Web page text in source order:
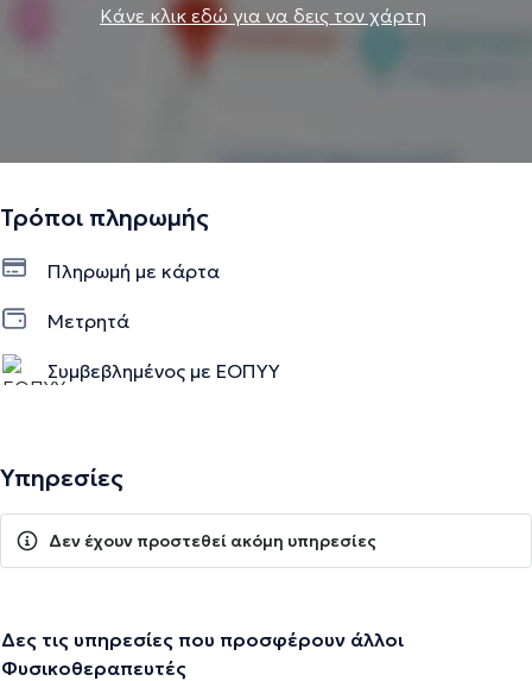
Κάνε κλικ εδώ για να δεις τον χάρτη
Τρόποι πληρωμής
Πληρωμή με κάρτα
Μετρητά
Συμβεβλημένος με ΕΟΠΥΥ
Υπηρεσίες
Δεν έχουν προστεθεί ακόμη υπηρεσίες
Δες τις υπηρεσίες που προσφέρουν άλλοι
Φυσικοθεραπευτές